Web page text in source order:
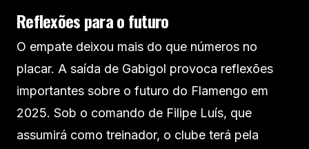
Reflexões para o futuro
O empate deixou mais do que números no
placar. A saída de Gabigol provoca reflexões
importantes sobre o futuro do Flamengo em
2025. Sob o comando de Filipe Luís, que
assumirá como treinador, o clube terá pela